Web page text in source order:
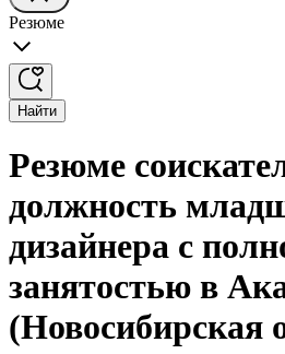
Резюме
Найти
Резюме
должность
дизайнера с
занятостью в
(Новосибирская